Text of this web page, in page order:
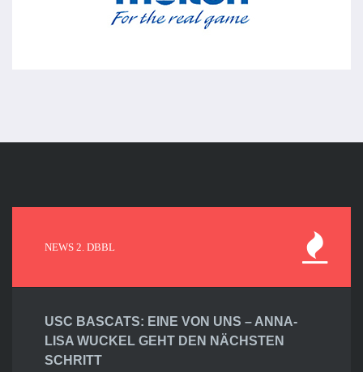
NEWS 2. DBBL
USC BASCATS: EINE VON UNS – ANNA-
LISA WUCKEL GEHT DEN NÄCHSTEN
SCHRITT